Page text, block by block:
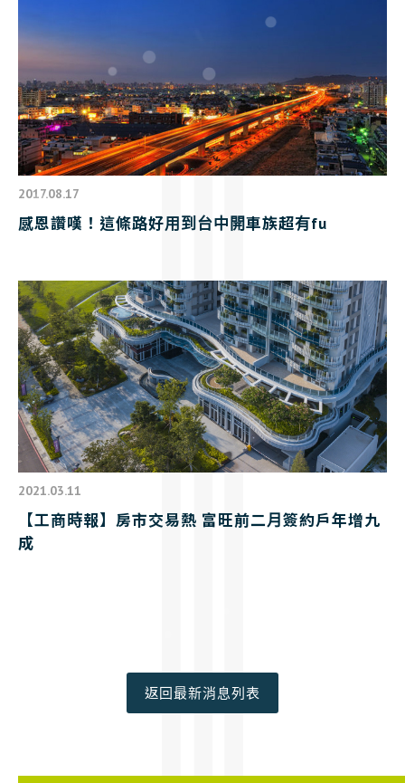
2017.08.17
感恩讚嘆！這條路好用到台中開車族超有fu
2021.03.11
【工商時報】房市交易熱 富旺前二月簽約戶年增九
成
返回最新消息列表